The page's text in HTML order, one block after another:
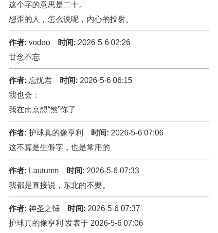
这个字的意思是二十。
想歪的人，怎么说呢，内心的投射。
作者: vodoo 时间: 2026-5-6 02:26
廿念不忘
作者: 忘忧君 时间: 2026-5-6 06:15
我也会：
我在南京想“煞”你了
作者: 护球真的像亨利 时间: 2026-5-6 07:06
这不算是生僻字，也是常用的
作者: Lautumn 时间: 2026-5-6 07:33
我都是直接说，东北的不要。
作者: 神圣之锤 时间: 2026-5-6 07:37
护球真的像亨利 发表于 2026-5-6 07:06